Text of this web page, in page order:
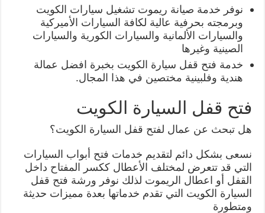
نوفر خدمة صيانة ريموت تشغيل سيارات الكويت
وبرمجته بحرفية عالية لكافة السيارات الأميركية
والسيارات الألمانية والسيارات الكورية والسيارات
الصينية وغيرها
خدمة فتح قفل سيارة الكويت بخبرة افضل عمالة
هندية وفلبينية مختصين في هذا المجال.
فتح قفل السيارة الكويت
هل تبحث عن عمال لفتح قفل السيارة الكويت؟
نسعى بشكل دائم لتقديم خدمات فتح أبواب السيارات
التي قد تتعرض لمختلف الأعطال ككسر المفتاح داخل
القفل أو اعطال الريموت لذلك نوفر ورشة فتح قفل
السيارة الكويت التي تقدم خدماتها بعدة مميزات حديثة
ومتطورة